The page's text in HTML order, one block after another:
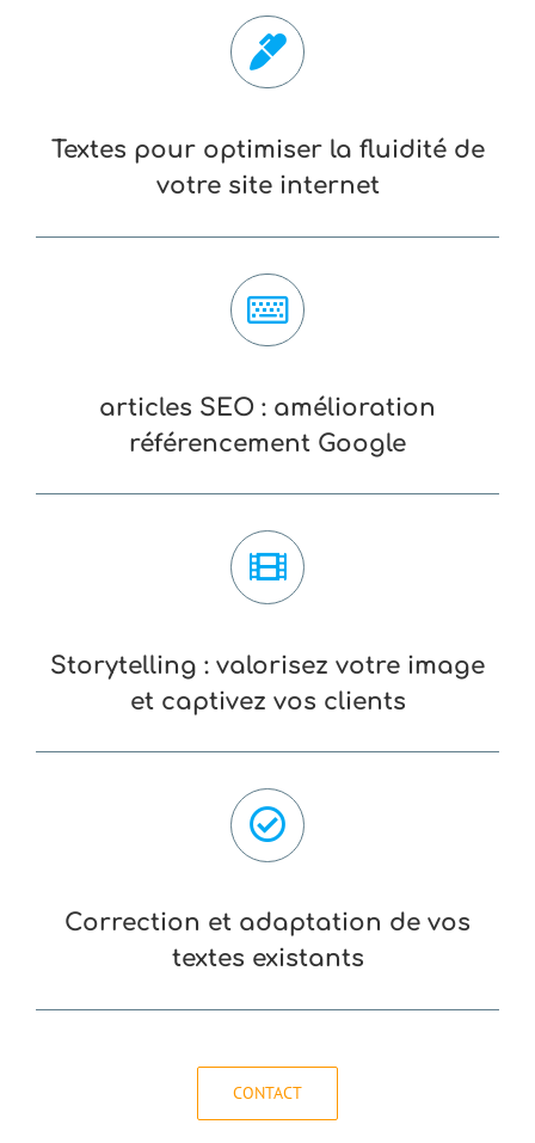
Textes pour optimiser la fluidité de
votre site internet
articles SEO : amélioration
référencement Google
Storytelling : valorisez votre image
et captivez vos clients
Correction et adaptation de vos
textes existants
CONTACT